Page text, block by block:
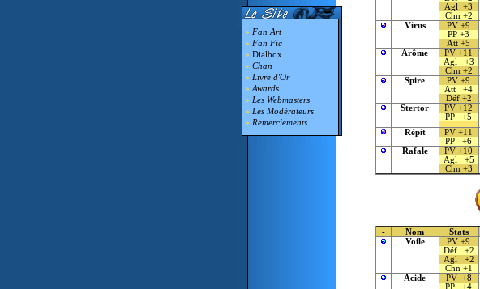
» Fan Art
» Fan Fic
» Dialbox
» Chan
» Livre d'Or
» Awards
» Les Webmasters
» Les Modérateurs
» Remerciements
Agl +3
Chn +2
Virus
PV +9
PP +3
Att +5
Arôme
PV +11
Agl +3
Chn +2
Spire
PV +9
Att +4
Déf +2
Stertor
PV +12
PP +5
Répit
PV +11
PP +6
Rafale
PV +10
Agl +5
Chn +3
- Nom Stats
Voile
PV +9
Déf +2
Agl +2
Chn +1
Acide
PV +8
PP +4